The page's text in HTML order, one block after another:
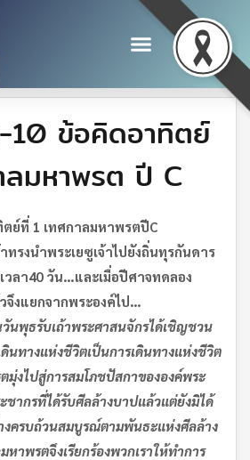
ข้อคิดอาทิตย์
ลมหาพรต ปี C
ย์ที่ 1 เทศกาลมหาพรตปีC
ทรงนำพระเยซูเจ้าไปยังถิ่นทุรกันดาร
วลา40 วัน…และเมื่อปีศาจทดลอง
จึงแยกจากพระองค์ไป…
นพุธรับเถ้าพระศาสนจักรได้เชิญชวน
ดินทางแห่งชีวิตเป็นการเดินทางแห่งชีวิต
มุ่งไปสู่การสมโภชปัสกาขององค์พระ
ชากรที่ได้รับศีลล้างบาปแล้วแต่ยังมิได้
ครบถ้วนสมบูรณ์ตามพันธะแห่งศีลล้าง
หาพรตจึงเรียกร้องพวกเราให้ทำการ